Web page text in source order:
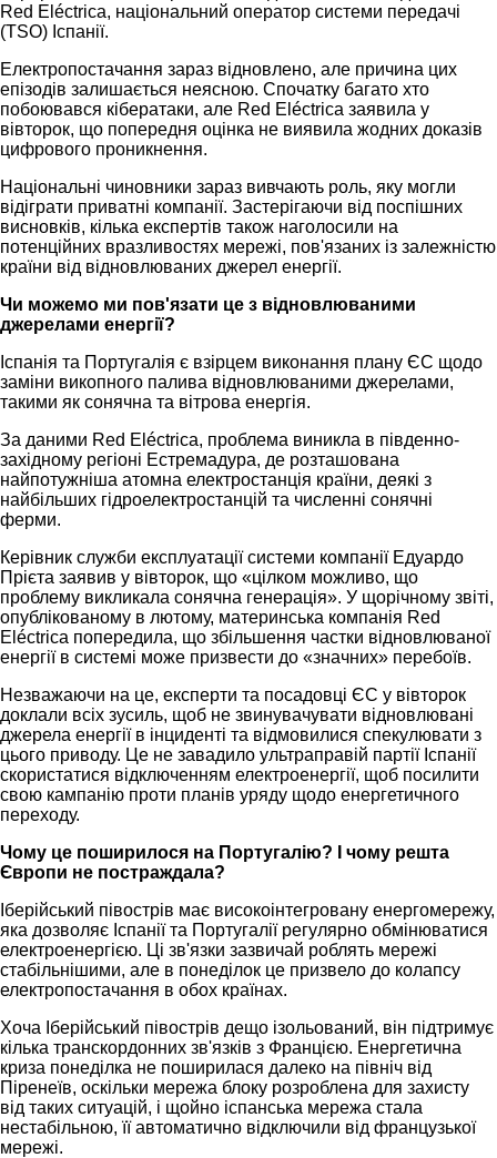
Red Eléctrica, національний оператор системи передачі
(TSO) Іспанії.
Електропостачання зараз відновлено, але причина цих
епізодів залишається неясною. Спочатку багато хто
побоювався кібератаки, але Red Eléctrica заявила у
вівторок, що попередня оцінка не виявила жодних доказів
цифрового проникнення.
Національні чиновники зараз вивчають роль, яку могли
відіграти приватні компанії. Застерігаючи від поспішних
висновків, кілька експертів також наголосили на
потенційних вразливостях мережі, пов'язаних із залежністю
країни від відновлюваних джерел енергії.
Чи можемо ми пов'язати це з відновлюваними
джерелами енергії?
Іспанія та Португалія є взірцем виконання плану ЄС щодо
заміни викопного палива відновлюваними джерелами,
такими як сонячна та вітрова енергія.
За даними Red Eléctrica, проблема виникла в південно-
західному регіоні Естремадура, де розташована
найпотужніша атомна електростанція країни, деякі з
найбільших гідроелектростанцій та численні сонячні
ферми.
Керівник служби експлуатації системи компанії Едуардо
Прієта заявив у вівторок, що «цілком можливо, що
проблему викликала сонячна генерація». У щорічному звіті,
опублікованому в лютому, материнська компанія Red
Eléctrica попередила, що збільшення частки відновлюваної
енергії в системі може призвести до «значних» перебоїв.
Незважаючи на це, експерти та посадовці ЄС у вівторок
доклали всіх зусиль, щоб не звинувачувати відновлювані
джерела енергії в інциденті та відмовилися спекулювати з
цього приводу. Це не завадило ультраправій партії Іспанії
скористатися відключенням електроенергії, щоб посилити
свою кампанію проти планів уряду щодо енергетичного
переходу.
Чому це поширилося на Португалію? І чому решта
Європи не постраждала?
Іберійський півострів має високоінтегровану енергомережу,
яка дозволяє Іспанії та Португалії регулярно обмінюватися
електроенергією. Ці зв'язки зазвичай роблять мережі
стабільнішими, але в понеділок це призвело до колапсу
електропостачання в обох країнах.
Хоча Іберійський півострів дещо ізольований, він підтримує
кілька транскордонних зв'язків з Францією. Енергетична
криза понеділка не поширилася далеко на північ від
Піренеїв, оскільки мережа блоку розроблена для захисту
від таких ситуацій, і щойно іспанська мережа стала
нестабільною, її автоматично відключили від французької
мережі.